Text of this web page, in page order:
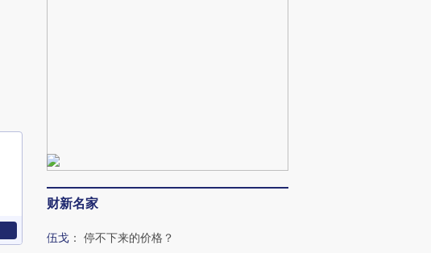
财新名家
伍戈 ： 停不下来的价格？